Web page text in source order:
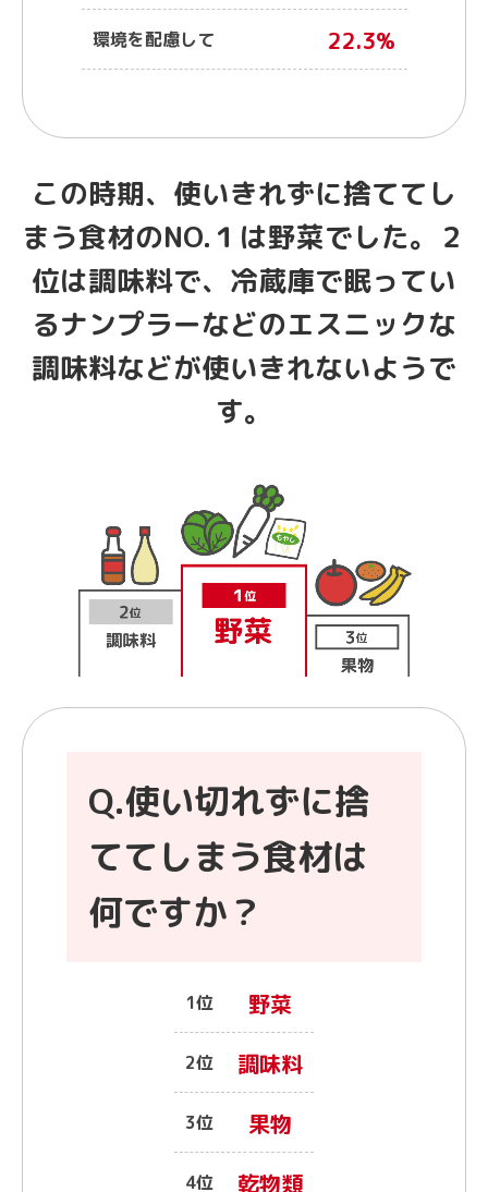
環境を配慮して 22.3%
この時期、使いきれずに捨ててし
まう食材のNO.１は野菜でした。２
位は調味料で、冷蔵庫で眠ってい
るナンプラーなどのエスニックな
調味料などが使いきれないようで
す。
Q.使い切れずに捨
ててしまう食材は
何ですか？
1位 野菜
2位 調味料
3位 果物
4位 乾物類